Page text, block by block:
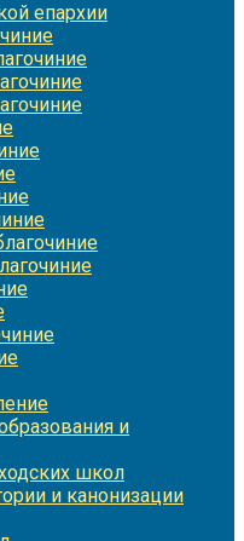
епархии
и
школ
и канонизации